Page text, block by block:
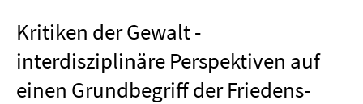
Kritiken der Gewalt -
interdisziplinäre Perspektiven auf
einen Grundbegriff der Friedens-